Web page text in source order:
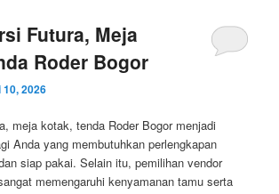
Futura, Meja
Roder Bogor
2026
meja kotak, tenda Roder Bogor menjadi
Anda yang membutuhkan perlengkapan
siap pakai. Selain itu, pemilihan vendor
memengaruhi kenyamanan tamu serta